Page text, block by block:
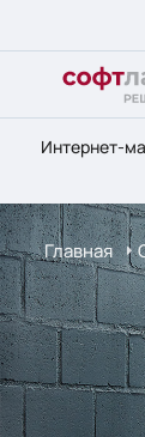
Интернет-
Главная